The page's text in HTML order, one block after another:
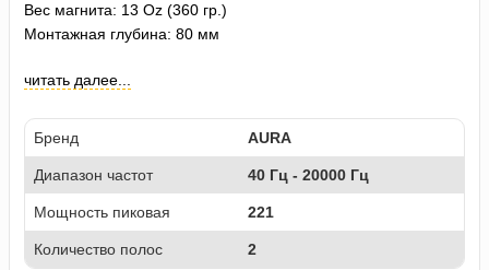
Вес магнита: 13 Oz (360 гр.)
Монтажная глубина: 80 мм
читать далее...
Бренд AURA
Диапазон частот 40 Гц - 20000 Гц
Мощность пиковая 221
Количество полос 2